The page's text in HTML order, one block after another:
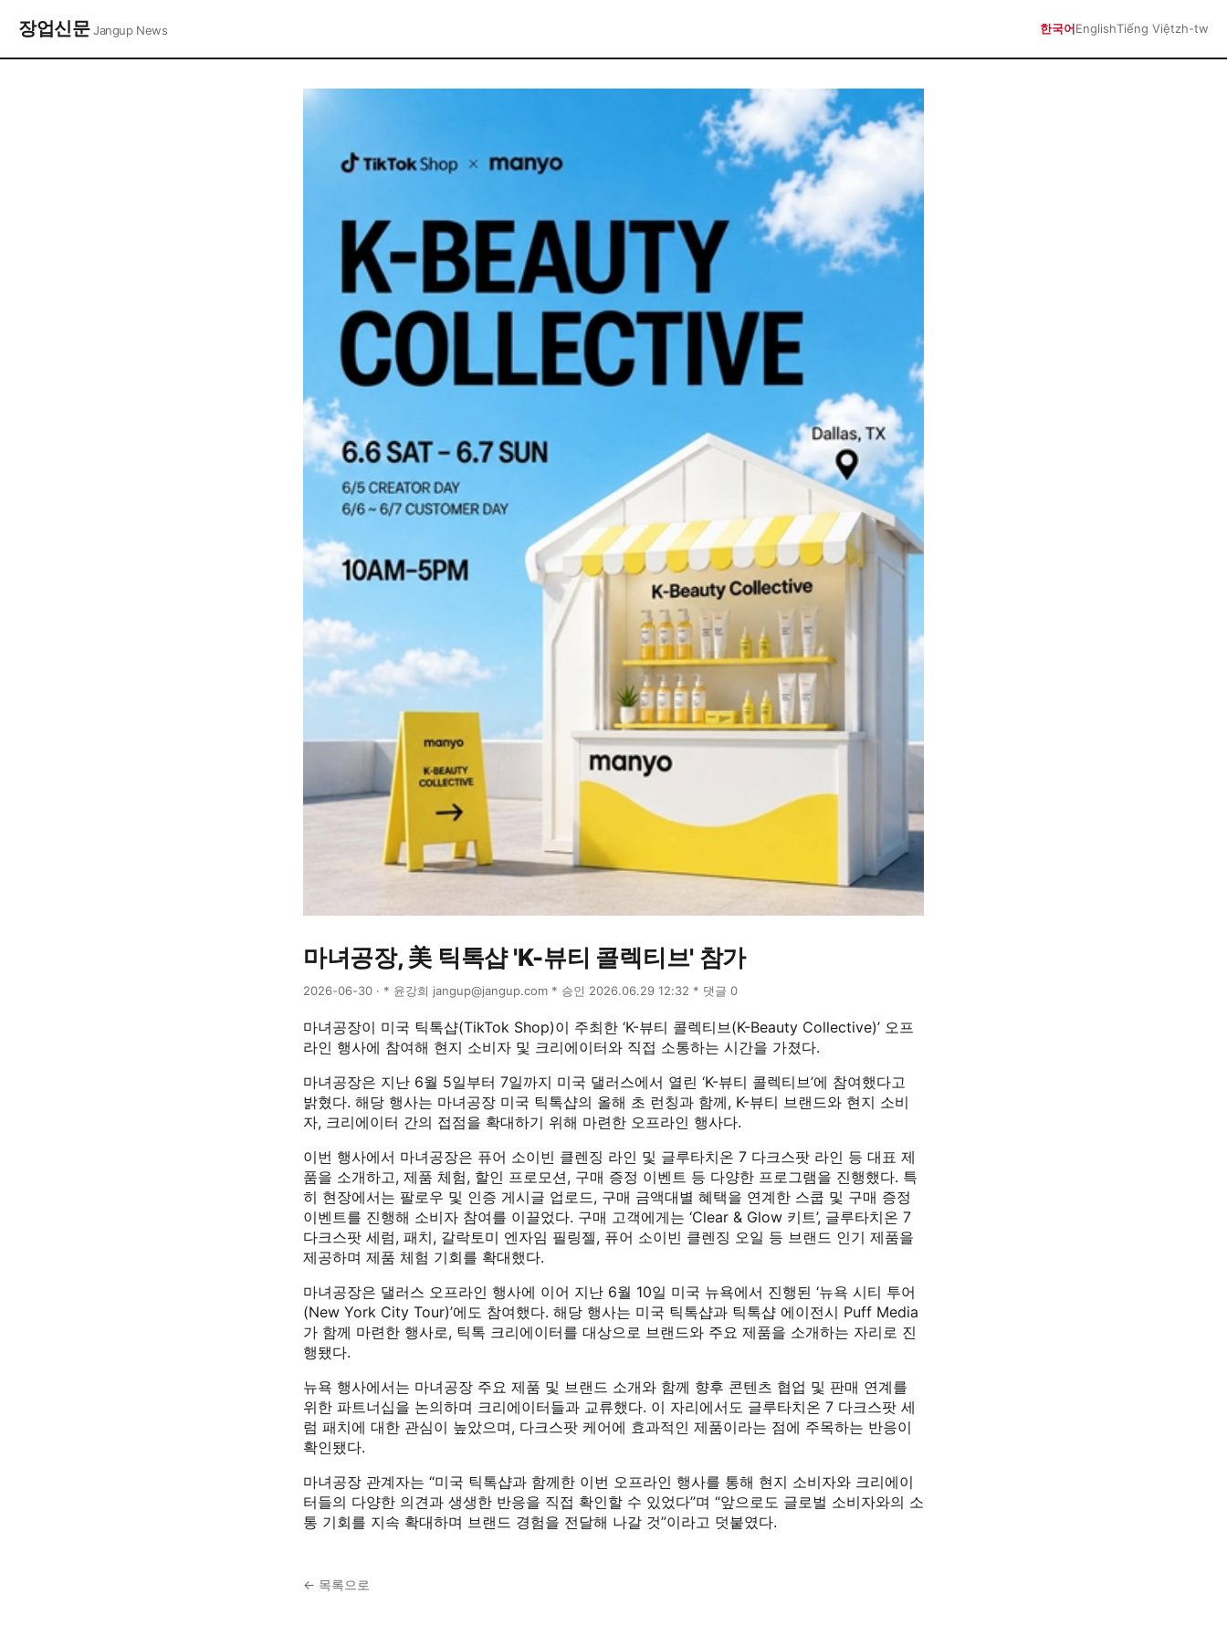
장업신문Jangup News 한국어EnglishTiếng Việtzh-tw
마녀공장, 美 틱톡샵 'K-뷰티 콜렉티브' 참가
2026-06-30 · * 윤강희 jangup@jangup.com * 승인 2026.06.29 12:32 * 댓글 0
마녀공장이 미국 틱톡샵(TikTok Shop)이 주최한 ‘K-뷰티 콜렉티브(K-Beauty Collective)’ 오프
라인 행사에 참여해 현지 소비자 및 크리에이터와 직접 소통하는 시간을 가졌다.
마녀공장은 지난 6월 5일부터 7일까지 미국 댈러스에서 열린 ‘K-뷰티 콜렉티브’에 참여했다고
밝혔다. 해당 행사는 마녀공장 미국 틱톡샵의 올해 초 런칭과 함께, K-뷰티 브랜드와 현지 소비
자, 크리에이터 간의 접점을 확대하기 위해 마련한 오프라인 행사다.
이번 행사에서 마녀공장은 퓨어 소이빈 클렌징 라인 및 글루타치온 7 다크스팟 라인 등 대표 제
품을 소개하고, 제품 체험, 할인 프로모션, 구매 증정 이벤트 등 다양한 프로그램을 진행했다. 특
히 현장에서는 팔로우 및 인증 게시글 업로드, 구매 금액대별 혜택을 연계한 스쿱 및 구매 증정
이벤트를 진행해 소비자 참여를 이끌었다. 구매 고객에게는 ‘Clear & Glow 키트’, 글루타치온 7
다크스팟 세럼, 패치, 갈락토미 엔자임 필링젤, 퓨어 소이빈 클렌징 오일 등 브랜드 인기 제품을
제공하며 제품 체험 기회를 확대했다.
마녀공장은 댈러스 오프라인 행사에 이어 지난 6월 10일 미국 뉴욕에서 진행된 ‘뉴욕 시티 투어
(New York City Tour)’에도 참여했다. 해당 행사는 미국 틱톡샵과 틱톡샵 에이전시 Puff Media
가 함께 마련한 행사로, 틱톡 크리에이터를 대상으로 브랜드와 주요 제품을 소개하는 자리로 진
행됐다.
뉴욕 행사에서는 마녀공장 주요 제품 및 브랜드 소개와 함께 향후 콘텐츠 협업 및 판매 연계를
위한 파트너십을 논의하며 크리에이터들과 교류했다. 이 자리에서도 글루타치온 7 다크스팟 세
럼 패치에 대한 관심이 높았으며, 다크스팟 케어에 효과적인 제품이라는 점에 주목하는 반응이
확인됐다.
마녀공장 관계자는 “미국 틱톡샵과 함께한 이번 오프라인 행사를 통해 현지 소비자와 크리에이
터들의 다양한 의견과 생생한 반응을 직접 확인할 수 있었다”며 “앞으로도 글로벌 소비자와의 소
통 기회를 지속 확대하며 브랜드 경험을 전달해 나갈 것”이라고 덧붙였다.
← 목록으로